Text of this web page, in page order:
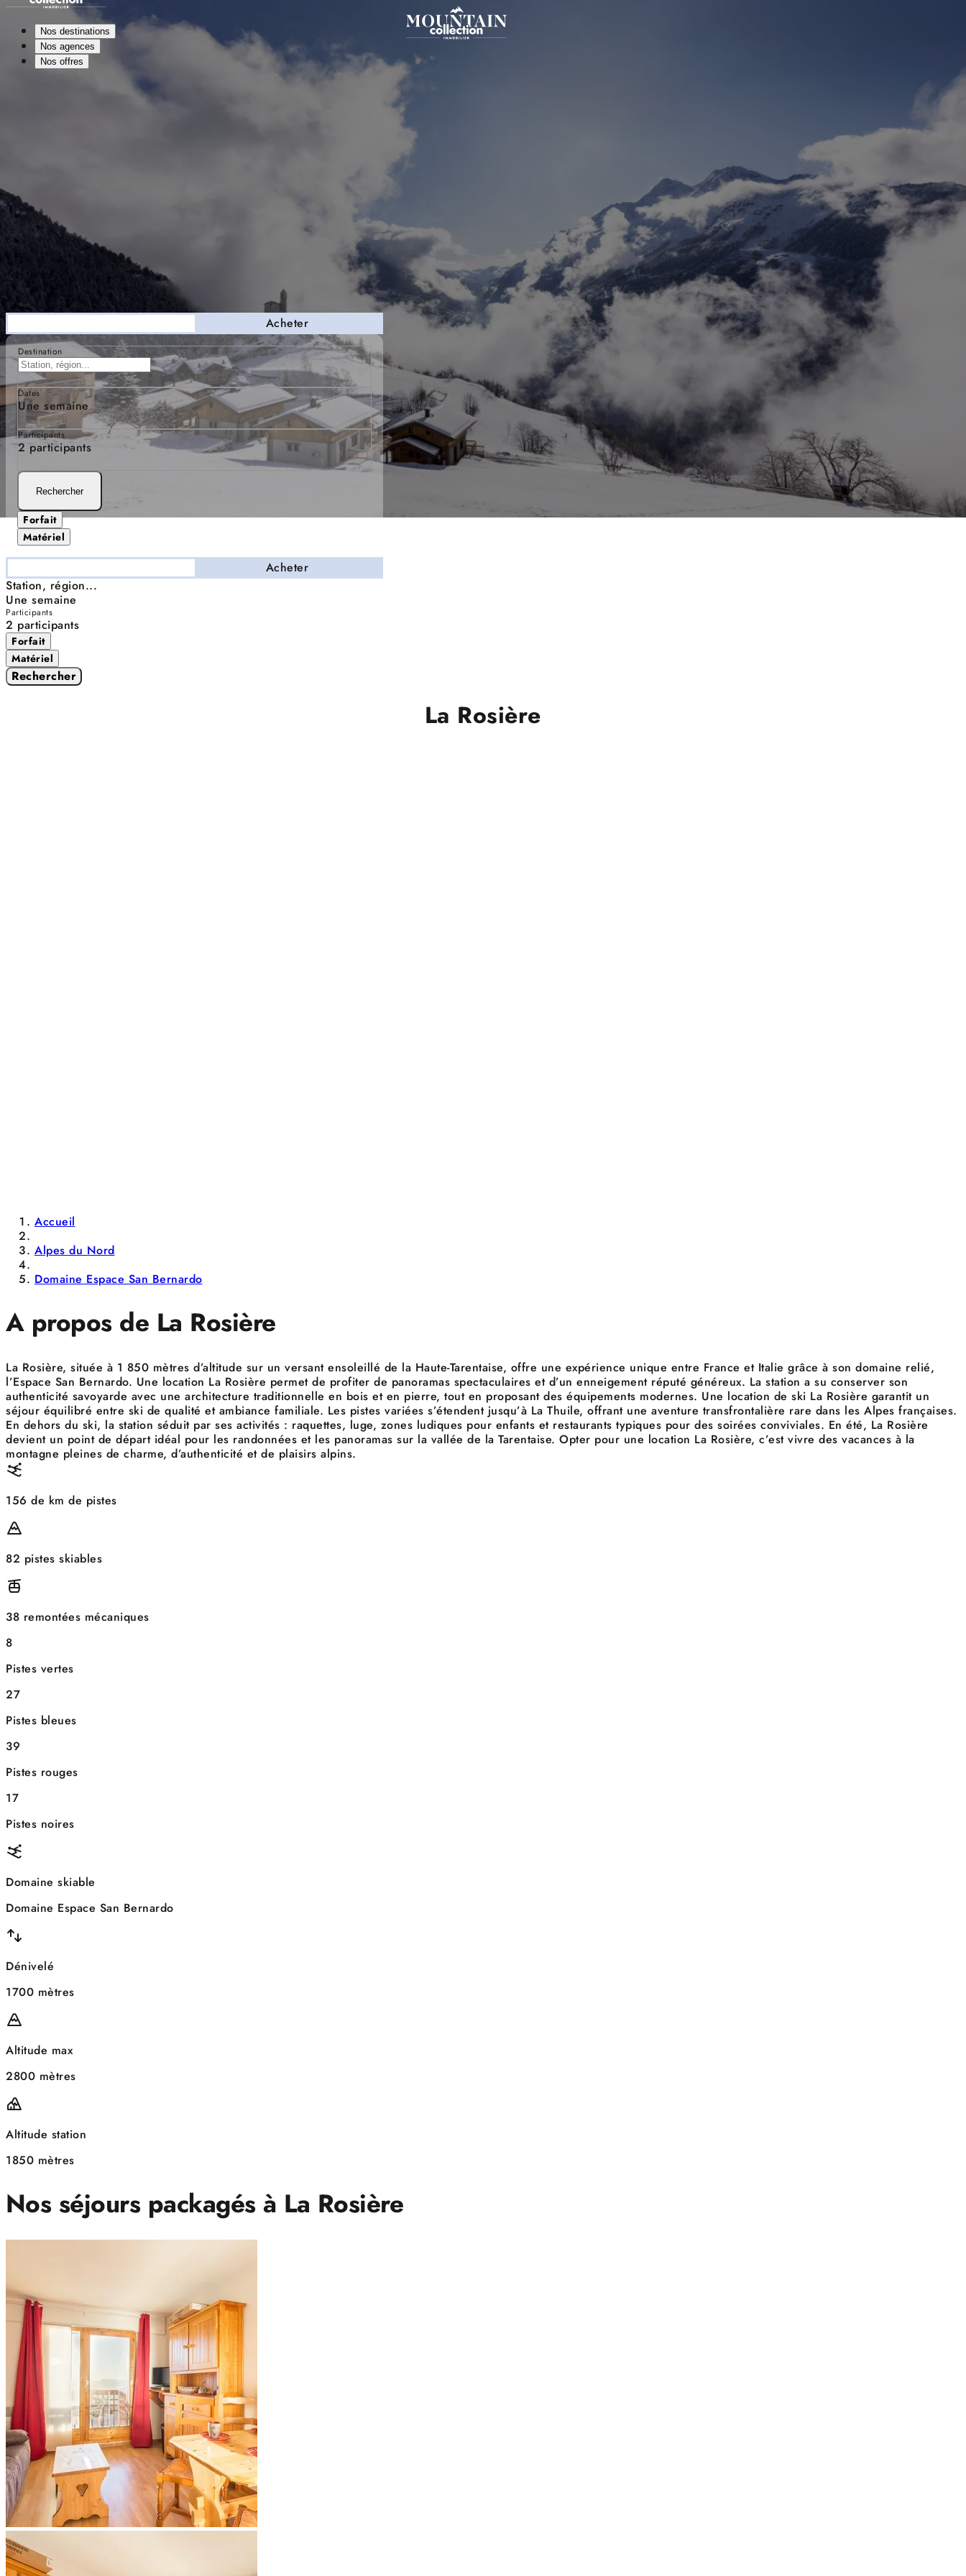
Acheter
Destination
Dates
Une semaine
Participants
2 participants
Rechercher
Forfait
Matériel
Acheter
Station, région...
Une semaine
Participants
2 participants
Forfait
Matériel
Rechercher
Nos destinations
Nos agences
Nos offres
La Rosière
Accueil
Alpes du Nord
Domaine Espace San Bernardo
A propos de La Rosière
La Rosière, située à 1 850 mètres d’altitude sur un versant ensoleillé de la Haute-Tarentaise, offre une expérience unique entre France et Italie grâce à son domaine relié,
l’Espace San Bernardo. Une location La Rosière permet de profiter de panoramas spectaculaires et d’un enneigement réputé généreux. La station a su conserver son
authenticité savoyarde avec une architecture traditionnelle en bois et en pierre, tout en proposant des équipements modernes. Une location de ski La Rosière garantit un
séjour équilibré entre ski de qualité et ambiance familiale. Les pistes variées s’étendent jusqu’à La Thuile, offrant une aventure transfrontalière rare dans les Alpes françaises.
En dehors du ski, la station séduit par ses activités : raquettes, luge, zones ludiques pour enfants et restaurants typiques pour des soirées conviviales. En été, La Rosière
devient un point de départ idéal pour les randonnées et les panoramas sur la vallée de la Tarentaise. Opter pour une location La Rosière, c’est vivre des vacances à la
montagne pleines de charme, d’authenticité et de plaisirs alpins.
156 de km de pistes
82 pistes skiables
38 remontées mécaniques
8
Pistes vertes
27
Pistes bleues
39
Pistes rouges
17
Pistes noires
Domaine skiable
Domaine Espace San Bernardo
Dénivelé
1700 mètres
Altitude max
2800 mètres
Altitude station
1850 mètres
Nos séjours packagés à La Rosière